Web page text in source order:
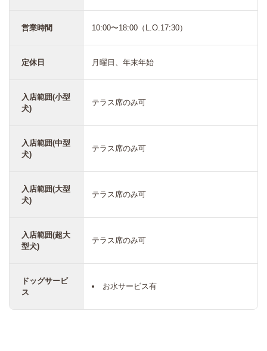
営業時間 10:00〜18:00（L.O.17:30）
定休日 月曜日、年末年始
入店範囲(小型
犬)
テラス席のみ可
入店範囲(中型
犬)
テラス席のみ可
入店範囲(大型
犬)
テラス席のみ可
入店範囲(超大
型犬)
テラス席のみ可
ドッグサービ
ス
お水サービス有